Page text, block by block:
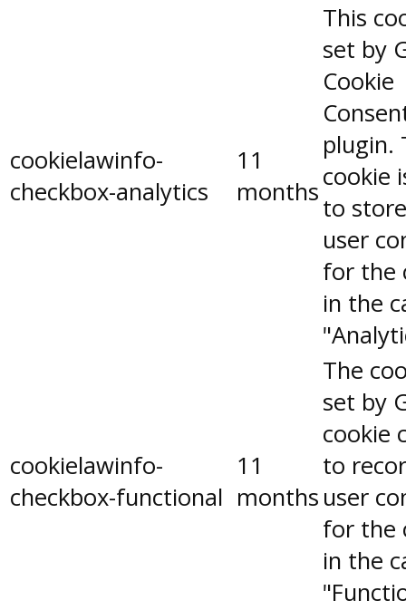
cookielawinfo-
checkbox-analytics
11
months
This
set by
Cookie
plugin.
cookie
to
user
for the
in the
cookielawinfo-
checkbox-functional
11
months
The
set by
cookie
to
user
for the
in the